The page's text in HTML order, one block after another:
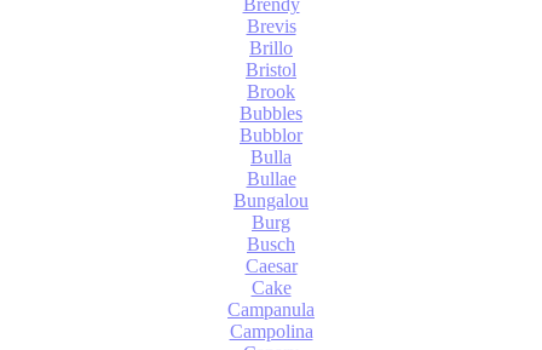
Brevis
Brillo
Bristol
Brook
Bubbles
Bubblor
Bulla
Bullae
Bungalou
Burg
Busch
Caesar
Cake
Campanula
Campolina